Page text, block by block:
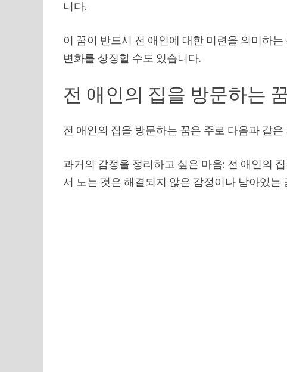
니다.
이 꿈이 반드시 전 애인에 대한 미련을 의미하
변화를 상징할 수도 있습니다.
전 애인의 집을 방문하는
전 애인의 집을 방문하는 꿈은 주로 다음과 같
과거의 감정을 정리하고 싶은 마음: 전 애인의
서 노는 것은 해결되지 않은 감정이나 남아있